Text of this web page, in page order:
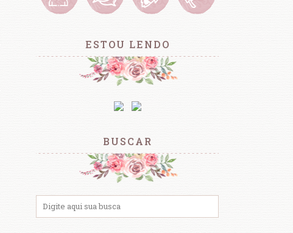
ESTOU LENDO
BUSCAR